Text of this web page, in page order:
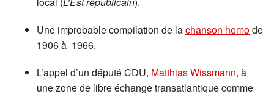
Une improbable compilation de lachanson homode
1906 à 1966.
L’appel d’un député CDU, Matthias Wissmann, à
une zone de libre échange transatlantique comme